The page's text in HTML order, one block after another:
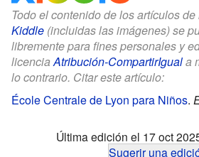
Todo el contenido de los artículos de
Kiddle (incluidas las imágenes) se
libremente para fines personales y
licenciaAtribución-CompartirIguala
lo contrario. Citar este artículo:
École Centrale de Lyon para Niños.
Última edición el 17 oct
Sugerir una